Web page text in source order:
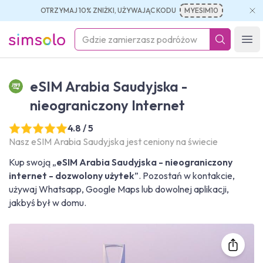
OTRZYMAJ 10% ZNIŻKI, UŻYWAJĄC KODU MYESIM10
simsolo
eSIM Arabia Saudyjska -
nieograniczony Internet
4.8 / 5
Nasz eSIM Arabia Saudyjska jest ceniony na świecie
Kup swoją „eSIM Arabia Saudyjska - nieograniczony
internet - dozwolony użytek”. Pozostań w kontakcie,
używaj Whatsapp, Google Maps lub dowolnej aplikacji,
jakbyś był w domu.